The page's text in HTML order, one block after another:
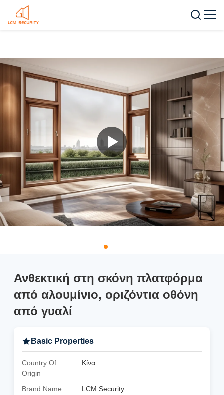
Ανθεκτική στη σκόνη πλατφόρμα
από αλουμίνιο, οριζόντια οθόνη
από γυαλί
Basic Properties
Country Of
Origin
Κίνα
Brand Name
LCM Security